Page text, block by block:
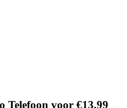
voor €13,99